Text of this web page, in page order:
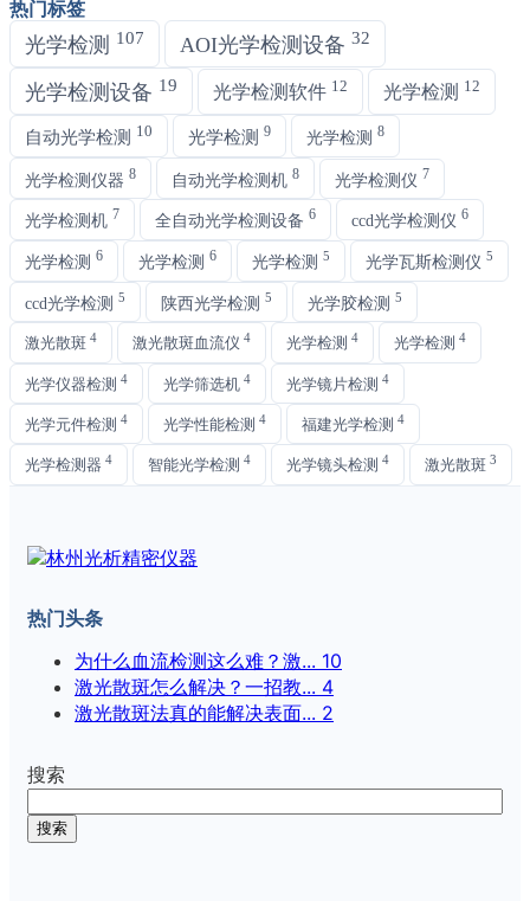
热门标签
光学检测 107 AOI光学检测设备 32
光学检测设备 19 光学检测软件 12 光学检测 12
自动光学检测 10 光学检测 9 光学检测 8
光学检测仪器 8 自动光学检测机 8 光学检测仪 7
光学检测机 7 全自动光学检测设备 6 ccd光学检测仪 6
光学检测 6 光学检测 6 光学检测 5 光学瓦斯检测仪 5
ccd光学检测 5 陕西光学检测 5 光学胶检测 5
激光散斑 4 激光散斑血流仪 4 光学检测 4 光学检测 4
光学仪器检测 4 光学筛选机 4 光学镜片检测 4
光学元件检测 4 光学性能检测 4 福建光学检测 4
光学检测器 4 智能光学检测 4 光学镜头检测 4 激光散斑 3
热门头条
为什么血流检测这么难？激... 10
激光散斑怎么解决？一招教... 4
激光散斑法真的能解决表面... 2
搜索
搜索